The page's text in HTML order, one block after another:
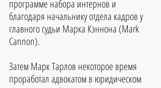
программе набора интернов и
благодаря начальнику отдела кадров у
главного судьи Марка Кэннона (Mark
Cannon).
Затем Марк Тарлов некоторое время
проработал адвокатом в юридическом